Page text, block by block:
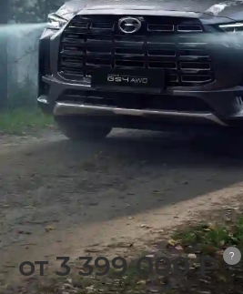
от 3 399 000 ₽ ?